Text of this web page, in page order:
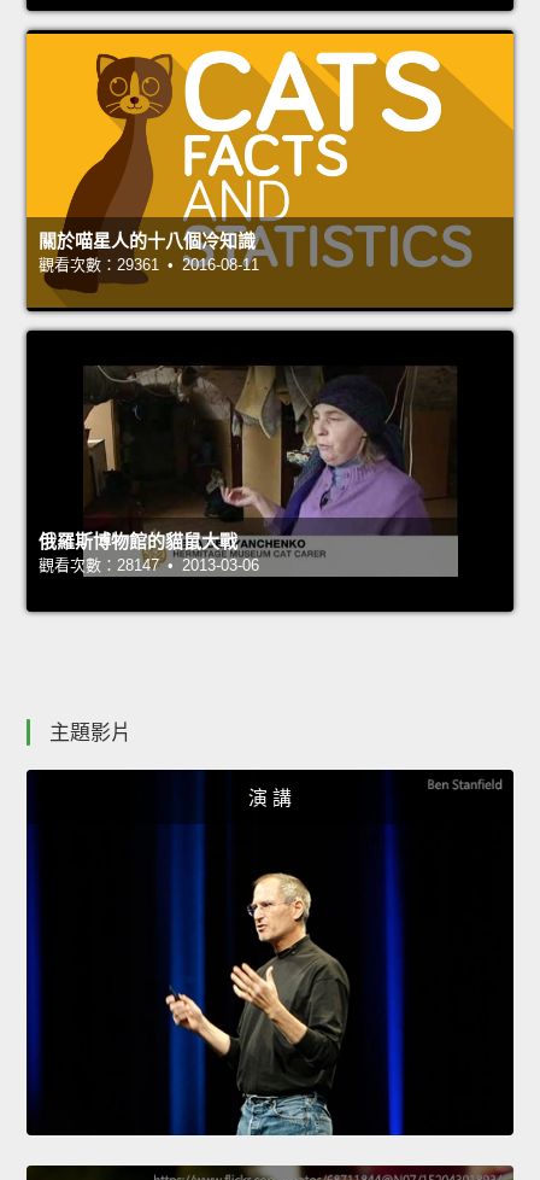
關於喵星人的十八個冷知識
觀看次數：29361 • 2016-08-11
俄羅斯博物館的貓鼠大戰
觀看次數：28147 • 2013-03-06
主題影片
演 講